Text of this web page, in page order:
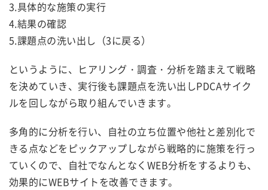
3.具体的な施策の実行
4.結果の確認
5.課題点の洗い出し（3に戻る）
というように、ヒアリング・調査・分析を踏まえて戦略
を決めていき、実行後も課題点を洗い出しPDCAサイク
ルを回しながら取り組んでいきます。
多角的に分析を行い、自社の立ち位置や他社と差別化で
きる点などをピックアップしながら戦略的に施策を行っ
ていくので、自社でなんとなくWEB分析をするよりも、
効果的にWEBサイトを改善できます。